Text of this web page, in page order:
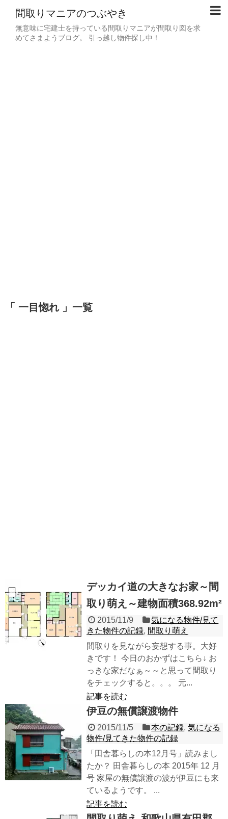
間取りマニアのつぶやき
無意味に宅建士を持っている間取りマニアが間取り図を求
めてさまようブログ。 引っ越し物件探し中！
「 一目惚れ 」一覧
デッカイ道の大きなお家～間
取り萌え～建物面積368.92m²
2015/11/9
気になる物件/見て
きた物件の記録, 間取り萌え
間取りを見ながら妄想する事。大好
きです！ 今日のおかずはこちら↓ お
っきな家だなぁ～～と思って間取り
をチェックすると。。。 元...
記事を読む
伊豆の無償譲渡物件
2015/11/5 本の記録,気になる
物件/見てきた物件の記録
「田舎暮らしの本12月号」読みまし
たか？ 田舎暮らしの本 2015年 12 月
号 家屋の無償譲渡の波が伊豆にも来
ているようです。 ...
記事を読む